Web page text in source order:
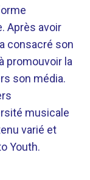
Après avoir
consacré son
promouvoir la
son média.
musicale
varié et
Youth.